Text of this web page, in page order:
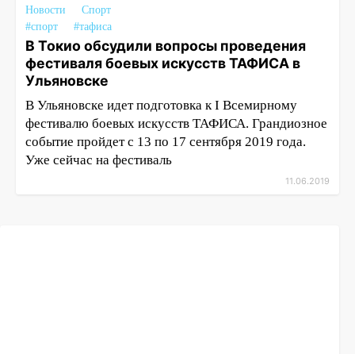
Новости
Спорт
#спорт
#тафиса
В Токио обсудили вопросы проведения
фестиваля боевых искусств ТАФИСА в
Ульяновске
В Ульяновске идет подготовка к I Всемирному
фестивалю боевых искусств ТАФИСА. Грандиозное
событие пройдет с 13 по 17 сентября 2019 года.
Уже сейчас на фестиваль
11.06.2019